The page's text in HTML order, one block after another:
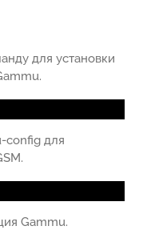
для установки
config для
Gammu.